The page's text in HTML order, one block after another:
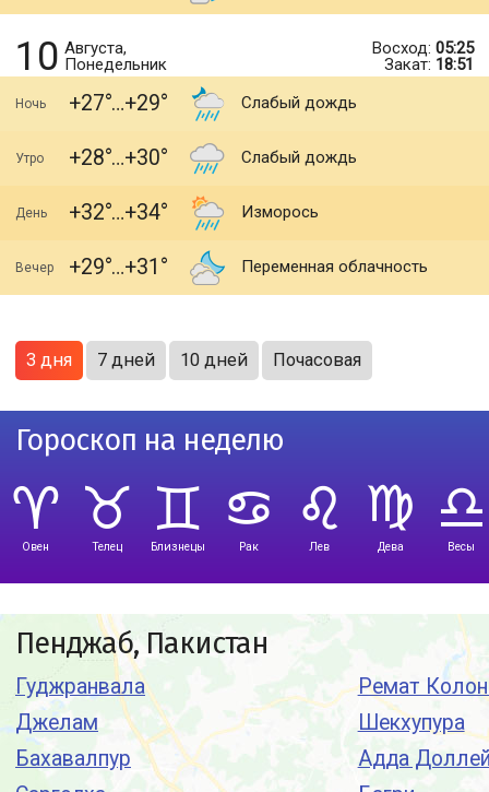
10 Августа,
Понедельник
Восход: 05:25
Закат: 18:51
Ночь +27 +29 Слабый дождь
Утро +28 +30 Слабый дождь
День +32 +34 Изморось
Вечер +29 +31 Переменная облачность
3 дня 7 дней 10 дней Почасовая
Гороскоп на неделю
Овен Телец Близнецы Рак Лев Дева Весы
Пенджаб, Пакистан
Гуджранвала
Джелам
Бахавалпур
Ремат
Шекхупура
Адда